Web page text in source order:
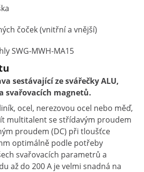
čoček (vnitřní a vnější)
SWG-MWH-MA15
sestávající ze svářečky ALU,
svařovacích magnetů.
ocel, nerezovou ocel nebo měď,
multitalent se střídavým proudem
proudem (DC) při tloušťce
optimálně podle potřeby
svařovacích parametrů a
až do 200 A je velmi snadná na